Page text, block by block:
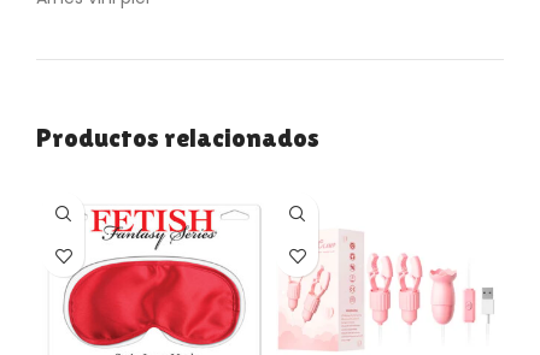
Productos relacionados